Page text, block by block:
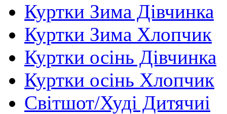
Куртки Зима Дівчинка
Куртки Зима Хлопчик
Куртки осінь Дівчинка
Куртки осінь Хлопчик
Світшот/Худі Дитячиі